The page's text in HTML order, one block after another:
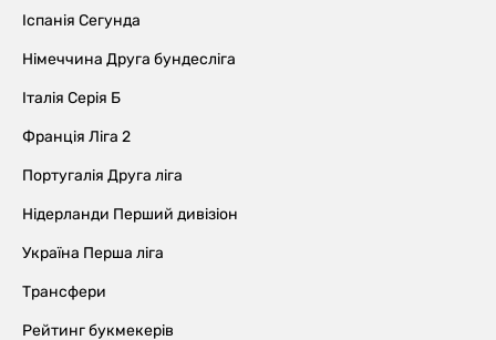
Іспанія Сегунда
Німеччина Друга бундесліга
Італія Серія Б
Франція Ліга 2
Португалія Друга ліга
Нідерланди Перший дивізіон
Україна Перша ліга
Трансфери
Рейтинг букмекерів